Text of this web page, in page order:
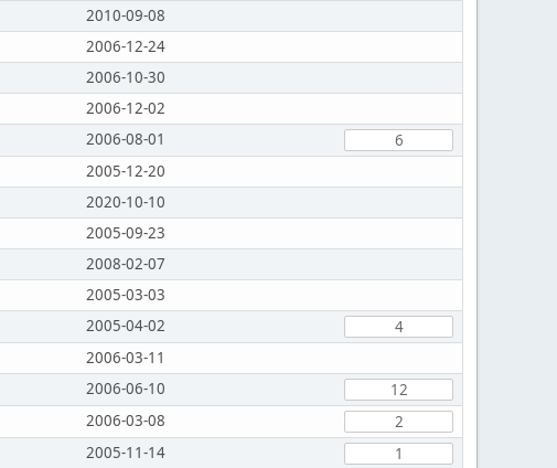
2010-09-08
2006-12-24
2006-10-30
2006-12-02
2006-08-01
6
2005-12-20
2020-10-10
2005-09-23
2008-02-07
2005-03-03
2005-04-02
4
2006-03-11
2006-06-10
12
2006-03-08
2
2005-11-14
1